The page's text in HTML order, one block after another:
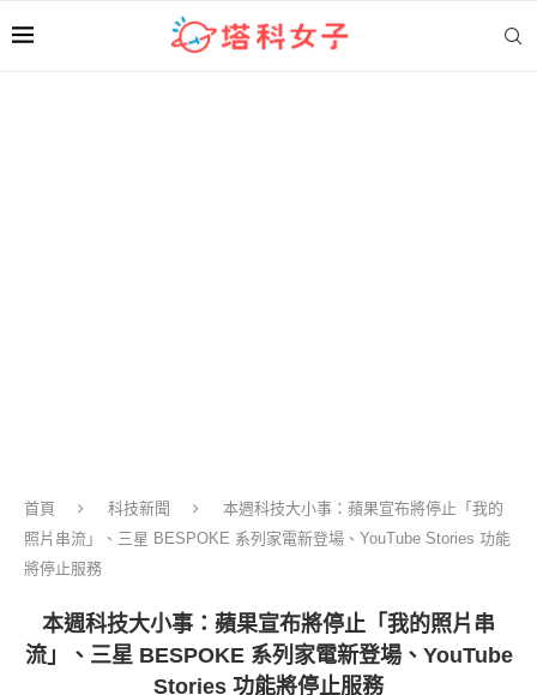
首頁 科技新聞
本週科技大小事：蘋果宣布將停止「我的
照片串流」、三星 BESPOKE 系列家電新登場、YouTube Stories 功能
將停止服務
本週科技大小事：蘋果宣布將停止「我的照片串
流」、三星 BESPOKE 系列家電新登場、YouTube
Stories 功能將停止服務